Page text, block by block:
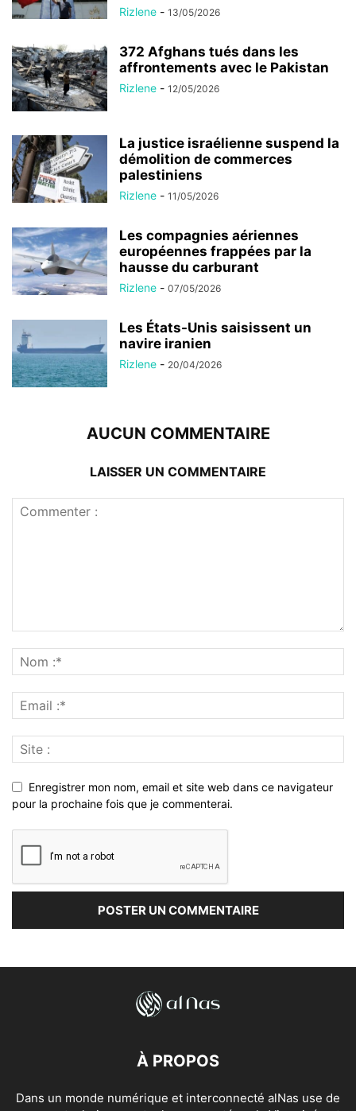
Rizlene - 13/05/2026
372 Afghans tués dans les
affrontements avec le Pakistan
Rizlene - 12/05/2026
La justice israélienne suspend la
démolition de commerces
palestiniens
Rizlene - 11/05/2026
Les compagnies aériennes
européennes frappées par la
hausse du carburant
Rizlene - 07/05/2026
Les États-Unis saisissent un
navire iranien
Rizlene - 20/04/2026
AUCUN COMMENTAIRE
LAISSER UN COMMENTAIRE
Enregistrer mon nom, email et site web dans ce navigateur
pour la prochaine fois que je commenterai.
À PROPOS
Dans un monde numérique et interconnecté alNas use de